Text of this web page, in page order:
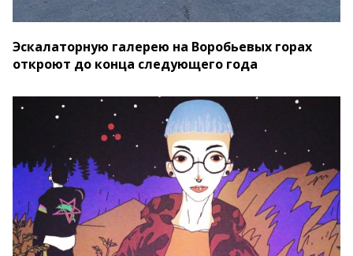
Эскалаторную галерею на Воробьевых горах
откроют до конца следующего года